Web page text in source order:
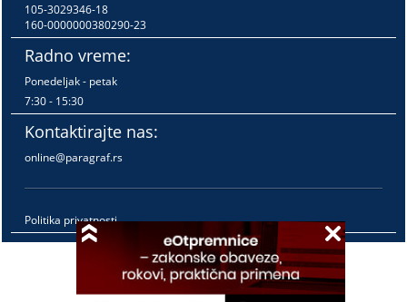
105-3029346-18
160-0000000380290-23
Radno vreme:
Ponedeljak - petak
7:30 - 15:30
Kontaktirajte nas:
online@paragraf.rs
Politika privatnosti